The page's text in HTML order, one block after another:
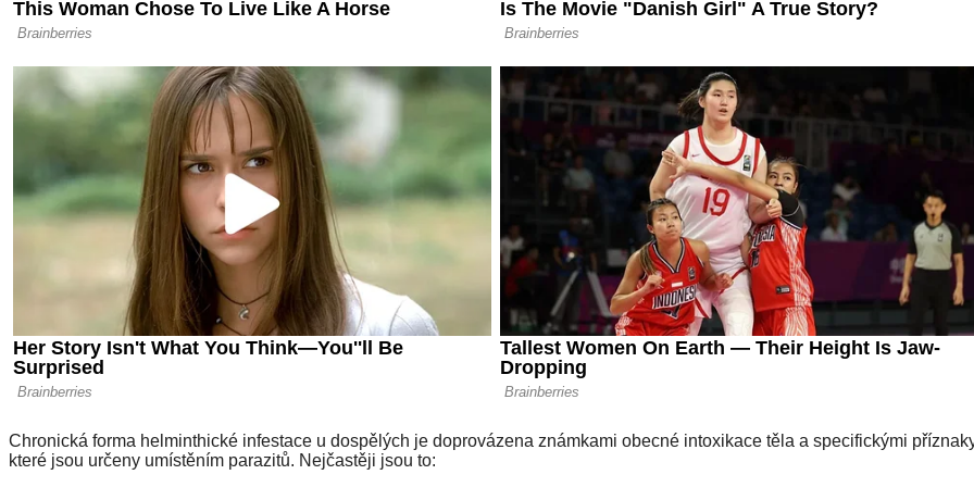
Chronická forma helminthické infestace u dospělých je doprovázena známkami obecné intoxikace těla a specifickými
které jsou určeny umístěním parazitů. Nejčastěji jsou to: